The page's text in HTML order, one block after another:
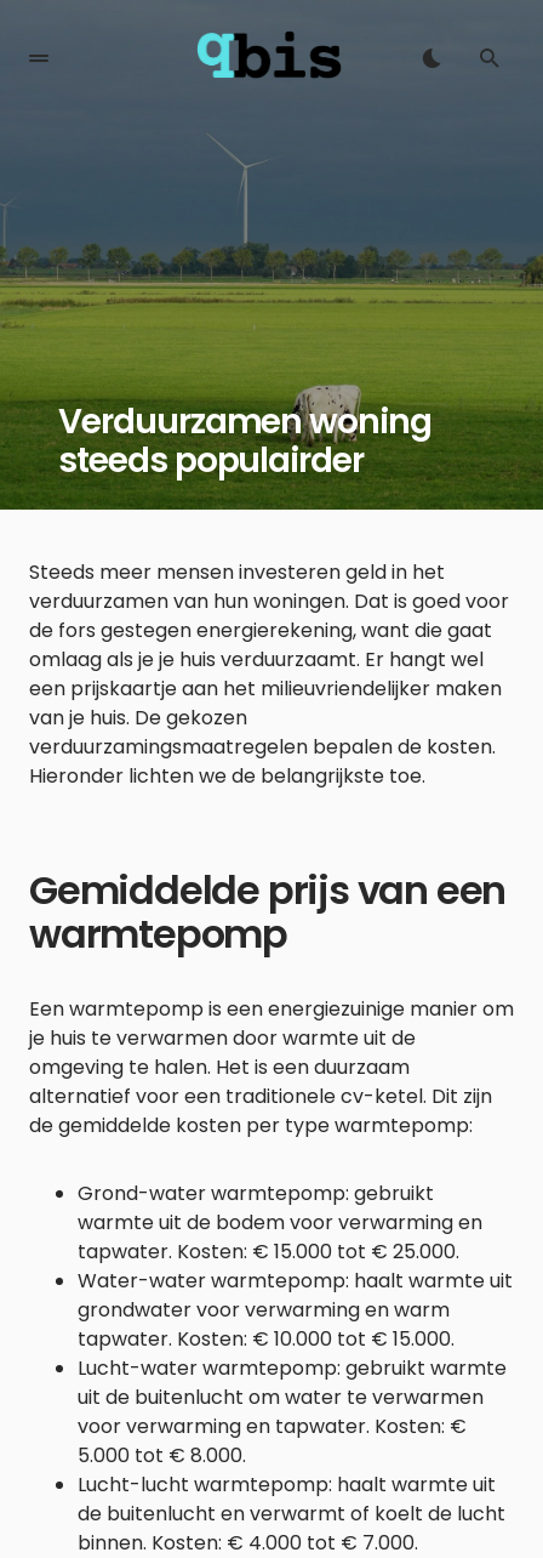
Verduurzamen woning
steeds populairder
Steeds meer mensen investeren geld in het
verduurzamen van hun woningen. Dat is goed voor
de fors gestegen energierekening, want die gaat
omlaag als je je huis verduurzaamt. Er hangt wel
een prijskaartje aan het milieuvriendelijker maken
van je huis. De gekozen
verduurzamingsmaatregelen bepalen de kosten.
Hieronder lichten we de belangrijkste toe.
Gemiddelde prijs van een
warmtepomp
Een warmtepomp is een energiezuinige manier om
je huis te verwarmen door warmte uit de
omgeving te halen. Het is een duurzaam
alternatief voor een traditionele cv-ketel. Dit zijn
de gemiddelde kosten per type warmtepomp:
Grond-water warmtepomp: gebruikt
warmte uit de bodem voor verwarming en
tapwater. Kosten: € 15.000 tot € 25.000.
Water-water warmtepomp: haalt warmte uit
grondwater voor verwarming en warm
tapwater. Kosten: € 10.000 tot € 15.000.
Lucht-water warmtepomp: gebruikt warmte
uit de buitenlucht om water te verwarmen
voor verwarming en tapwater. Kosten: €
5.000 tot € 8.000.
Lucht-lucht warmtepomp: haalt warmte uit
de buitenlucht en verwarmt of koelt de lucht
binnen. Kosten: € 4.000 tot € 7.000.